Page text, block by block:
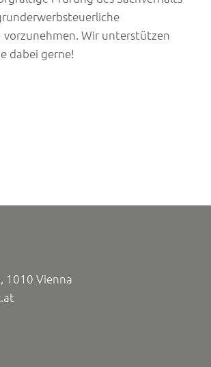
vorzunehmen. Wir unterstützen
dabei gerne!
1010 Vienna